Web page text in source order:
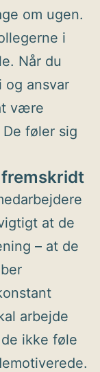
om ugen.
i
Når du
og ansvar
være
føler sig
fremskridt
at de
– at de
arbejde
ikke føle